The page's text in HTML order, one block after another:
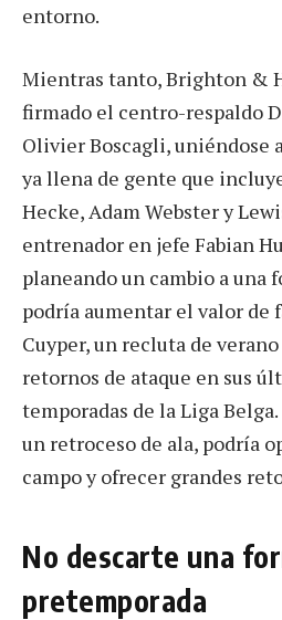
entorno.
Mientras tanto, Brighton &
firmado el centro-respaldo
Olivier Boscagli, uniéndose
ya llena de gente que
Hecke, Adam Webster y
entrenador en jefe Fabian
planeando un cambio a una
podría aumentar el valor de
Cuyper, un recluta de
retornos de ataque en sus
temporadas de la Liga
un retroceso de ala, podría
campo y ofrecer grandes
No descarte una
pretemporada